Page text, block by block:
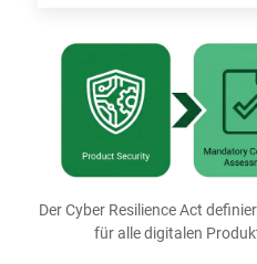
Der Cyber Resilience Act
für alle digitalen